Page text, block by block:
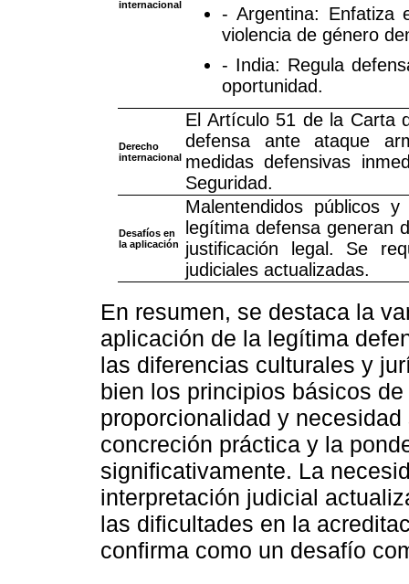
internacional
- Argentina: Enfatiza
violencia de género
- India: Regula
oportunidad.
Derecho
internacional
El Artículo 51 de la Carta
defensa ante ataque
medidas defensivas
Seguridad.
Desafíos en
la aplicación
Malentendidos públicos
legítima defensa generan
justificación legal. Se
judiciales actualizadas.
En resumen, se destaca la
aplicación de la legítima
las diferencias culturales y
bien los principios básicos
proporcionalidad y
concreción práctica y la
significativamente. La
interpretación judicial
las dificultades en la
confirma como un desafío